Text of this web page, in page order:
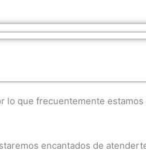
lo que frecuentemente
encantados de